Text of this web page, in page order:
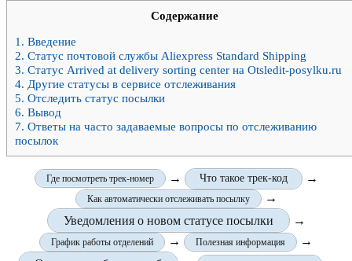
Содержание
1. Введение
2. Статус почтовой службы Aliexpress Standard Shipping
3. Статус Arrived at delivery sorting center на Otsledit-posylku.ru
4. Другие статусы в сервисе отслеживания
5. Отследить статус посылки
6. Вывод
7. Ответы на часто задаваемые вопросы по отслеживанию
посылок
Где посмотреть трек-номер → Что такое трек-код →
Как автоматически отслеживать посылку
→
Уведомления о новом статусе посылки
→
График работы отделений → Полезная информация
→